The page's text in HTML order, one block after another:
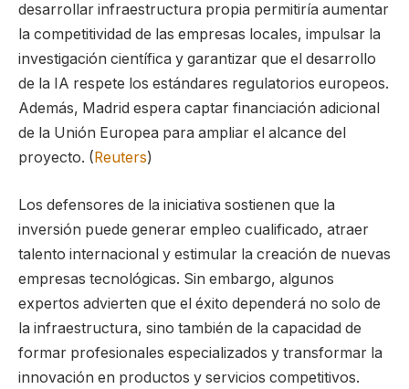
desarrollar infraestructura propia permitiría aumentar
la competitividad de las empresas locales, impulsar la
investigación científica y garantizar que el desarrollo
de la IA respete los estándares regulatorios europeos.
Además, Madrid espera captar financiación adicional
de la Unión Europea para ampliar el alcance del
proyecto. ( Reuters)
Los defensores de la iniciativa sostienen que la
inversión puede generar empleo cualificado, atraer
talento internacional y estimular la creación de nuevas
empresas tecnológicas. Sin embargo, algunos
expertos advierten que el éxito dependerá no solo de
la infraestructura, sino también de la capacidad de
formar profesionales especializados y transformar la
innovación en productos y servicios competitivos.